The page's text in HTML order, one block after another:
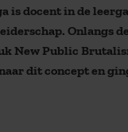
is docent in de
Onlangs
New Public
dit concept en